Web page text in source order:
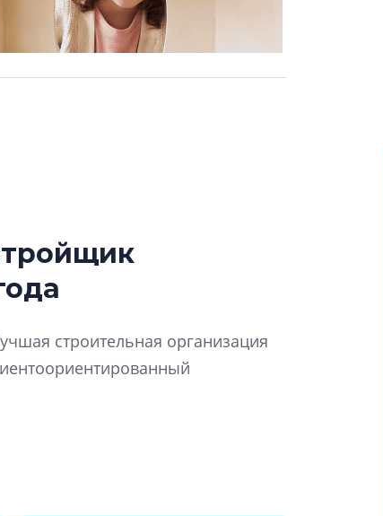
строительная организациярынка? Своим мнением об этом
поделились Ольга Трошева,